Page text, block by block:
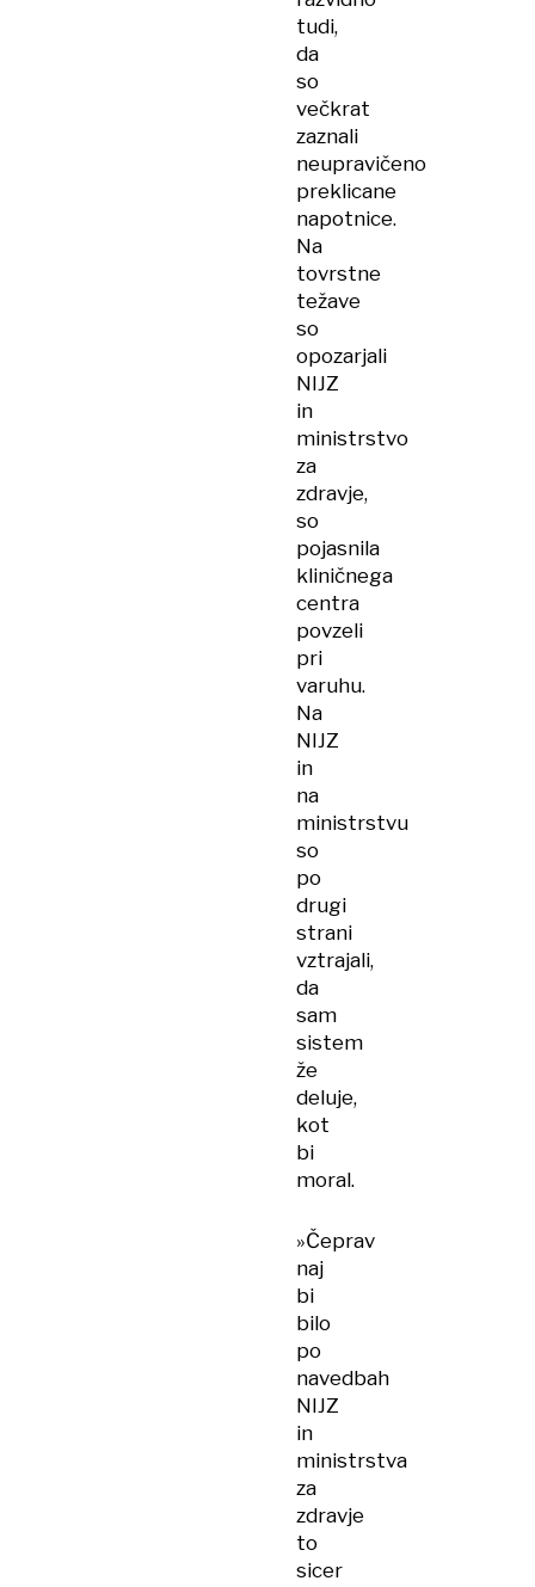
tudi,
da
so
večkrat
zaznali
neupravičeno
preklicane
napotnice.
Na
tovrstne
težave
so
opozarjali
NIJZ
in
ministrstvo
za
zdravje,
so
pojasnila
kliničnega
centra
povzeli
pri
varuhu.
Na
NIJZ
in
na
ministrstvu
so
po
drugi
strani
vztrajali,
da
sam
sistem
že
deluje,
kot
bi
moral.
»Čeprav
naj
bi
bilo
po
navedbah
NIJZ
in
ministrstva
za
zdravje
to
sicer